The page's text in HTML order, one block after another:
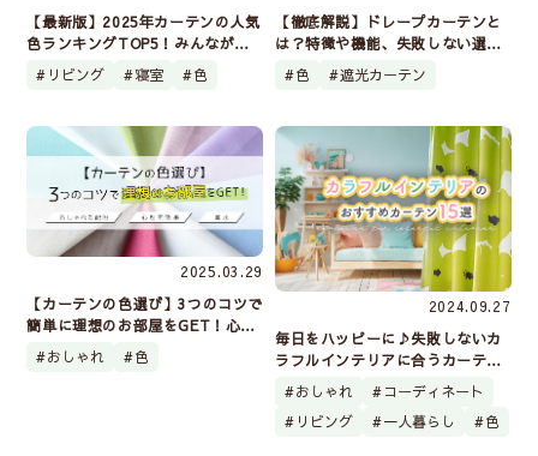
【最新版】2025年カーテンの人気
色ランキングTOP5！みんなが選
ぶお部屋別の人気色も
リビング 寝室 色
【徹底解説】ドレープカーテンと
は？特徴や機能、失敗しない選び
方のポイント3つ
色 遮光カーテン
2025.03.29
【カーテンの色選び】3つのコツで
簡単に理想のお部屋をGET！心理
的効果＆風水からみる選び方もご
紹介
おしゃれ 色
2024.09.27
毎日をハッピーに♪失敗しないカ
ラフルインテリアに合うカーテン
の選び方＆おすすめ15選
おしゃれ
コーディネート
リビング
一人暮らし 色